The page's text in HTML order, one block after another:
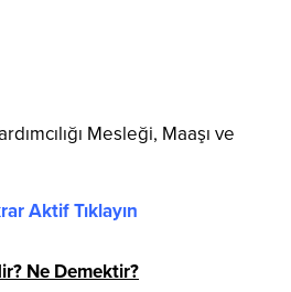
Mesleği, Maaşı ve
Aktif Tıklayın
Ne Demektir?